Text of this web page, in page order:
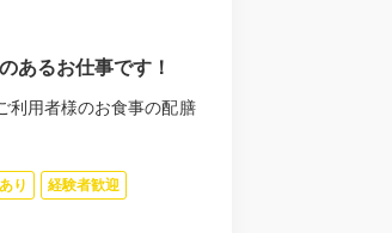
あるお仕事です！
利用者様のお食事の配膳
り 経験者歓迎